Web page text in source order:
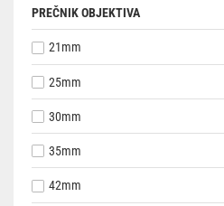
PREČNIK OBJEKTIVA
21mm
25mm
30mm
35mm
42mm